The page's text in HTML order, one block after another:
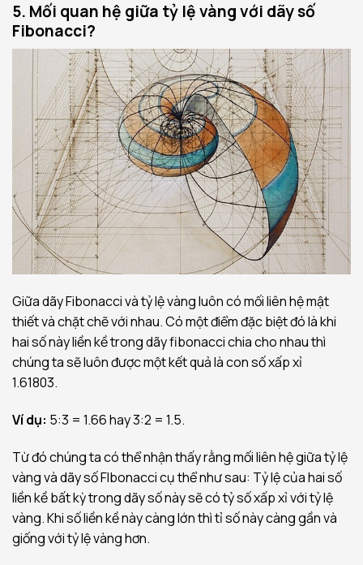
5. Mối quan hệ giữa tỷ lệ vàng với dãy số
Fibonacci?
Giữa dãy Fibonacci và tỷ lệ vàng luôn có mối liên hệ mật
thiết và chặt chẽ với nhau. Có một điểm đặc biệt đó là khi
hai số này liền kề trong dãy fibonacci chia cho nhau thì
chúng ta sẽ luôn được một kết quả là con số xấp xỉ
1.61803.
Ví dụ: 5:3 = 1.66 hay 3:2 = 1.5.
Từ đó chúng ta có thể nhận thấy rằng mối liên hệ giữa tỷ lệ
vàng và dãy số FIbonacci cụ thể như sau: Tỷ lệ của hai số
liền kề bất kỳ trong dãy số này sẽ có tỷ số xấp xỉ với tỷ lệ
vàng. Khi số liền kề này càng lớn thì tỉ số này càng gần và
giống với tỷ lệ vàng hơn.